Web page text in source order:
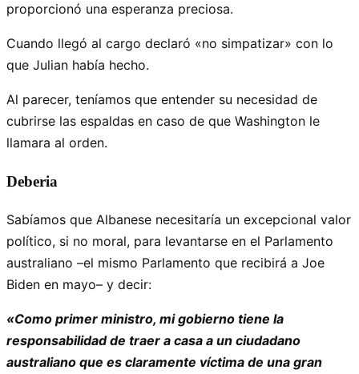
proporcionó una esperanza preciosa.
Cuando llegó al cargo declaró «no simpatizar» con lo
que Julian había hecho.
Al parecer, teníamos que entender su necesidad de
cubrirse las espaldas en caso de que Washington le
llamara al orden.
Deberia
Sabíamos que Albanese necesitaría un excepcional valor
político, si no moral, para levantarse en el Parlamento
australiano –el mismo Parlamento que recibirá a Joe
Biden en mayo– y decir:
«Como primer ministro, mi gobierno tiene la
responsabilidad de traer a casa a un ciudadano
australiano que es claramente víctima de una gran